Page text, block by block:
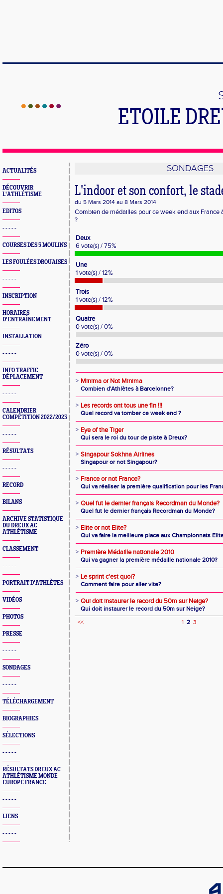
ETOILE
ACTUALITÉS
DÉCOUVRIR
L'ATHLÉTISME
EDITOS
- - - - -
COURSES DES 5 MOULINS
LES FOULÉES DROUAISES
- - - - -
INSCRIPTION
HORAIRES
D'ENTRAÎNEMENT
INSTALLATION
- - - - -
INFO TRAFFIC
DÉPLACEMENT
- - - - -
CALENDRIER
COMPÉTITION 2022/2023
- - - - -
RÉSULTATS
- - - - -
RECORD
BILANS
ARCHIVE STATISTIQUE
DU DREUX AC
ATHLÉTISME
CLASSEMENT
- - - - -
PORTRAIT D'ATHLÈTES
VIDÉOS
PHOTOS
PRESSE
- - - - -
SONDAGES
- - - - -
TÉLÉCHARGEMENT
BIOGRAPHIES
SÉLECTIONS
- - - - -
RÉSULTATS DREUX AC
ATHLÉTISME MONDE
EUROPE FRANCE
- - - - -
LIENS
- - - - -
SONDAGES
L'indoor et son confort, le
du 5 Mars 2014 au 8 Mars 2014
Combien de médailles pour ce week end aux France
?
Deux
6 vote(s) / 75%
Une
1 vote(s) / 12%
Trois
1 vote(s) / 12%
Quatre
0 vote(s) / 0%
Zéro
0 vote(s) / 0%
> Minima or Not Minima
Combien d'Athlètes à Barcelonne?
> Les records ont tous une fin !!!
Quel record va tomber ce week end ?
> Eye of the Tiger
Qui sera le roi du tour de piste à Dreux?
> Singapour Sokhna Airlines
Singapour or not Singapour?
> France or not France?
Qui va réaliser la première qualification pour les
> Quel fut le dernier français Recordman du Monde?
Quel fut le dernier français Recordman du Monde?
> Elite or not Elite?
Qui va faire la meilleure place aux Championnats
> Première Médaille nationale 2010
Qui va gagner la première médaille nationale 2010?
> Le sprint c'est quoi?
Comment faire pour aller vite?
> Qui doit instaurer le record du 50m sur Neige?
Qui doit instaurer le record du 50m sur Neige?
<<
1 2 3